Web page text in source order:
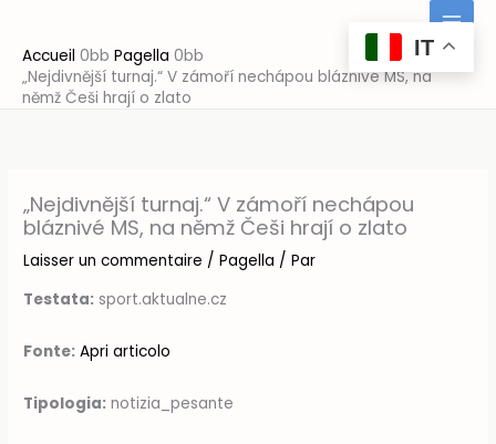
contenu
Accueil
Pagella
„Nejdivnější turnaj.“ V zámoří nechápou bláznivé MS, na
němž Češi hrají o zlato
„Nejdivnější turnaj.“ V zámoří nechápou
bláznivé MS, na němž Češi hrají o zlato
Laisser un commentaire /Pagella / Par
Testata: sport.aktualne.cz
Fonte: Apri articolo
Tipologia: notizia_pesante
IT